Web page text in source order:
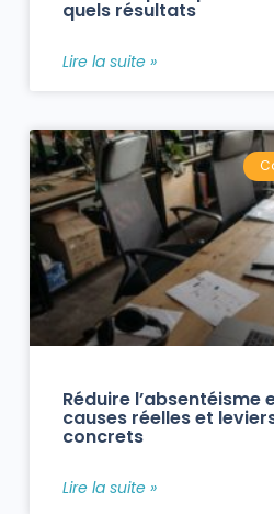
quels résultats
Lire la suite »
Réduire l’absentéisme
causes réelles et
concrets
Lire la suite »